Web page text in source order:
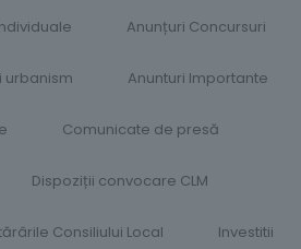
Anunțuri Concursuri
urbanism Anunturi Importante
Comunicate de presă
Dispoziții convocare CLM
Consiliului Local​ Investitii